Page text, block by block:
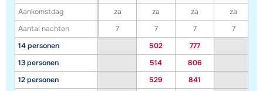
Aankomstdag
Aantal nachten
14 personen
13 personen
12 personen
za
za za
za
7
7 7
7
502
777
514
806
529
841